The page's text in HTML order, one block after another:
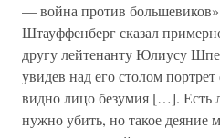
— война против
Штауффенберг сказал
другу лейтенанту Юлиусу
увидев над его столом
видно лицо безумия […]. Есть
нужно убить, но такое деяние